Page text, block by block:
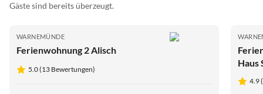
Gäste sind bereits überzeugt.
WARNEMÜNDE
Ferienwohnung 2 Alisch
5.0 (13 Bewertungen)
Haus
4.9